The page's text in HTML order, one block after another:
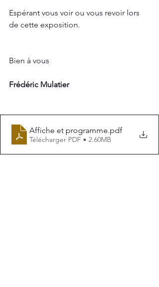
Espérant vous voir ou vous revoir lors
de cette exposition.
Bien à vous
Frédéric Mulatier
Affiche et programme.pdf
Télécharger PDF • 2.60MB